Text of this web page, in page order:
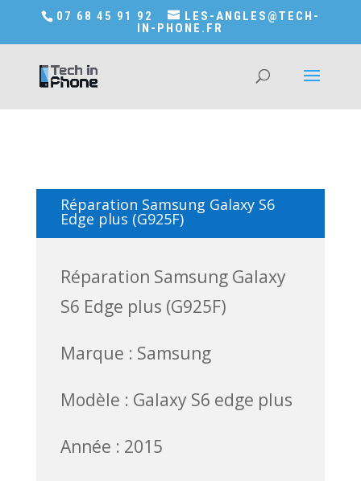
Accédez a Shop-in-tech-in-phone
07 68 45 91 92
LES-ANGLES@TECH-
IN-PHONE.FR
Réparation Samsung Galaxy S6
Edge plus (G925F)
Réparation Samsung Galaxy
S6 Edge plus (G925F)
Marque : Samsung
Modèle : Galaxy S6 edge plus
Année : 2015